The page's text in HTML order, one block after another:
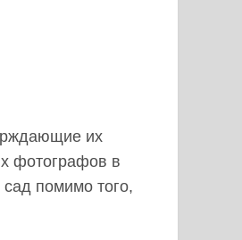
их
фотографов в
помимо того,